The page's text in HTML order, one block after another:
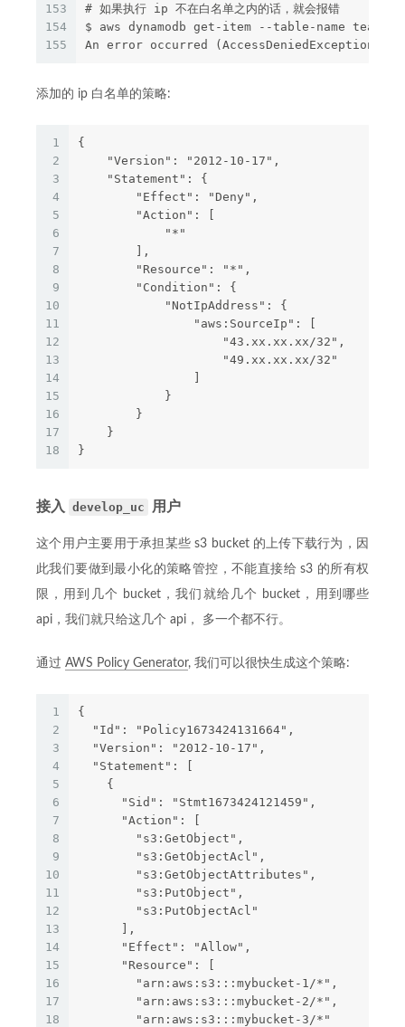
153
154
155
# 如果执行 ip 不在白名单之内的话，就会报错
$ aws dynamodb get-item --table-name
An error occurred (AccessDeniedException)
添加的 ip 白名单的策略:
1
2
3
4
5
6
7
8
9
10
11
12
13
14
15
16
17
18
{
    "Version": "2012-10-17",
    "Statement": {
        "Effect": "Deny",
        "Action": [
            "*"
        ],
        "Resource": "*",
        "Condition": {
            "NotIpAddress": {
                "aws:SourceIp": [
                    "43.xx.xx.xx/32",
                    "49.xx.xx.xx/32"
            }
        }
    }
}
接入 develop_uc 用户
这个用户主要用于承担某些 s3 bucket 的上传下载行为，因
此我们要做到最小化的策略管控，不能直接给 s3 的所有权
限，用到几个 bucket，我们就给几个 bucket，用到哪些
api，我们就只给这几个 api， 多一个都不行。
通过 AWS Policy Generator, 我们可以很快生成这个策略:
1
2
3
4
5
6
7
8
9
10
11
12
13
14
15
16
17
18
{
  "Id": "Policy1673424131664",
  "Version": "2012-10-17",
  "Statement": [
    {
      "Sid": "Stmt1673424121459",
      "Action": [
        "s3:GetObject",
        "s3:GetObjectAcl",
        "s3:GetObjectAttributes",
        "s3:PutObject",
        "s3:PutObjectAcl"
      ],
      "Effect": "Allow",
      "Resource": [
        "arn:aws:s3:::mybucket-1/*",
        "arn:aws:s3:::mybucket-2/*",
        "arn:aws:s3:::mybucket-3/*"